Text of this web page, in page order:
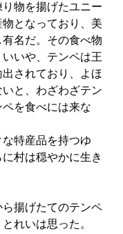
物を揚げたユニー
となっており、美
名だ。その食べ物
いや、テンペは王
されており、よほ
と、わざわざテン
を食べには来な
特産品を持つゆ
村は穏やかに生き
揚げたてのテンペ
れいは思った。